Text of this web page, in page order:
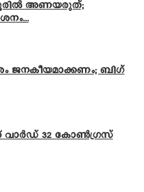
അണയരുത്;
ബിഗ്
വാർഡ് 32 കോൺഗ്രസ്